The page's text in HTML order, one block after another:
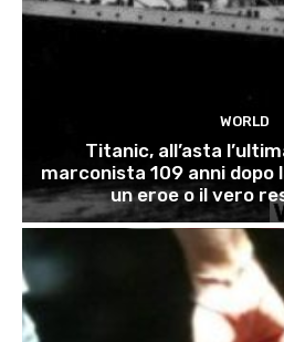
WORLD
Titanic, all’asta
marconista 109 anni
un eroe o il vero